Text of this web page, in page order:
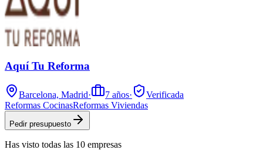
Aquí Tu Reforma
Barcelona, Madrid· 7 años·
Verificada
Reformas CocinasReformas Viviendas
Pedir presupuesto
Has visto todas las 10 empresas